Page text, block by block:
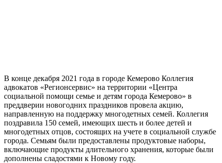
В конце декабря 2021 года в городе Кемерово Коллегия
адвокатов «Регионсервис» на территории «Центра
социальной помощи семье и детям города Кемерово» в
преддверии новогодних праздников провела акцию,
направленную на поддержку многодетных семей. Коллегия
поздравила 150 семей, имеющих шесть и более детей и
многодетных отцов, состоящих на учете в социальной службе
города. Семьям были предоставлены продуктовые наборы,
включающие продукты длительного хранения, которые были
дополнены сладостями к Новому году.